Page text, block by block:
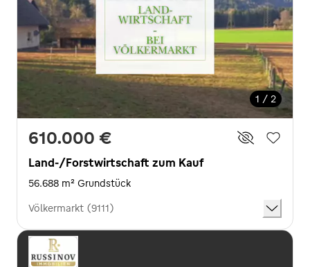
1 / 2
610.000 €
Land-/Forstwirtschaft zum Kauf
56.688 m² Grundstück
Völkermarkt (9111)